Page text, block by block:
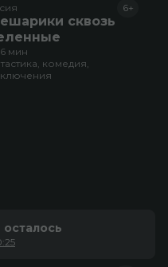
сквозь
6+
мин
комедия,